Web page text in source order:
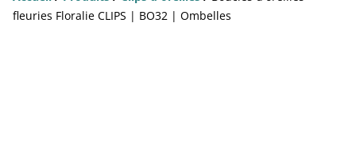
fleuries Floralie CLIPS | BO32 | Ombelles